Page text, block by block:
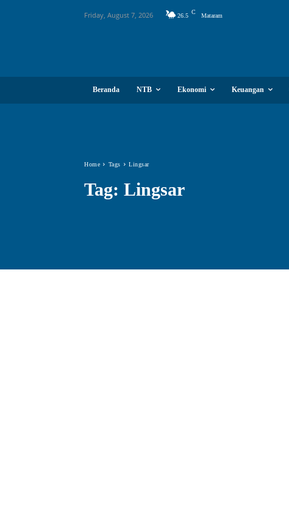
Friday, August 7, 2026 26.5
C
Mataram
Beranda NTB Ekonomi Keuangan
Home Tags Lingsar
Tag: Lingsar